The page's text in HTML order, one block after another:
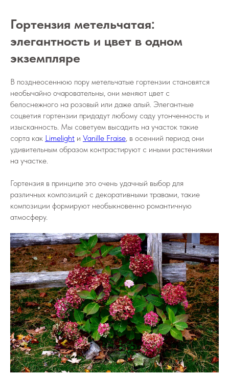
Гортензия метельчатая:
элегантность и цвет в одном
экземпляре
В позднеосеннюю пору метельчатые гортензии становятся
необычайно очаровательны, они меняют цвет с
белоснежного на розовый или даже алый. Элегантные
соцветия гортензии придадут любому саду утонченность и
изысканность. Мы советуем высадить на участок такие
сорта как Limelight и Vanille Fraise, в осенний период они
удивительным образом контрастируют с иными растениями
на участке.
Гортензия в принципе это очень удачный выбор для
различных композиций с декоративными травами, такие
композиции формируют необыкновенно романтичную
атмосферу.